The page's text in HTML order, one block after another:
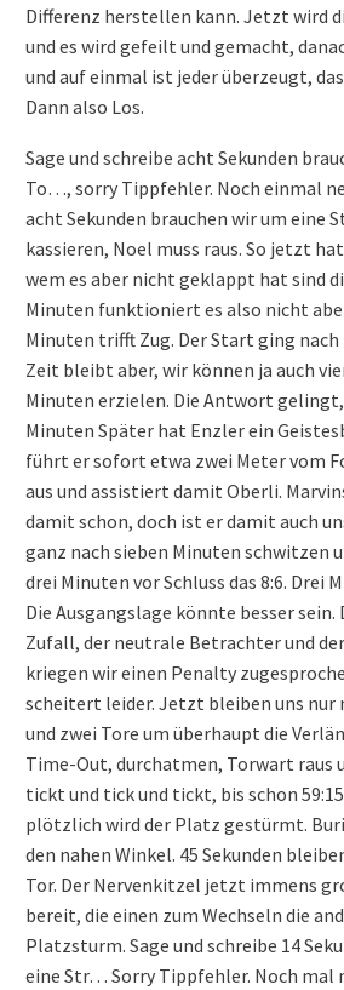
Differenz herstellen kann. Jetzt wird
und es wird gefeilt und gemacht,
und auf einmal ist jeder überzeugt,
Dann also Los.
Sage und schreibe acht Sekunden
To…, sorry Tippfehler. Noch einmal
acht Sekunden brauchen wir um eine
kassieren, Noel muss raus. So jetzt
wem es aber nicht geklappt hat sind
Minuten funktioniert es also nicht
Minuten trifft Zug. Der Start ging nach
Zeit bleibt aber, wir können ja auch
Minuten erzielen. Die Antwort
Minuten Später hat Enzler ein
führt er sofort etwa zwei Meter vom
aus und assistiert damit Oberli.
damit schon, doch ist er damit auch
ganz nach sieben Minuten schwitzen
drei Minuten vor Schluss das 8:6. Drei
Die Ausgangslage könnte besser sein.
Zufall, der neutrale Betrachter und
kriegen wir einen Penalty
scheitert leider. Jetzt bleiben uns nur
und zwei Tore um überhaupt die
Time-Out, durchatmen, Torwart raus
tickt und tick und tickt, bis schon
plötzlich wird der Platz gestürmt.
den nahen Winkel. 45 Sekunden
Tor. Der Nervenkitzel jetzt immens
bereit, die einen zum Wechseln die
Platzsturm. Sage und schreibe 14
eine Str… Sorry Tippfehler. Noch mal